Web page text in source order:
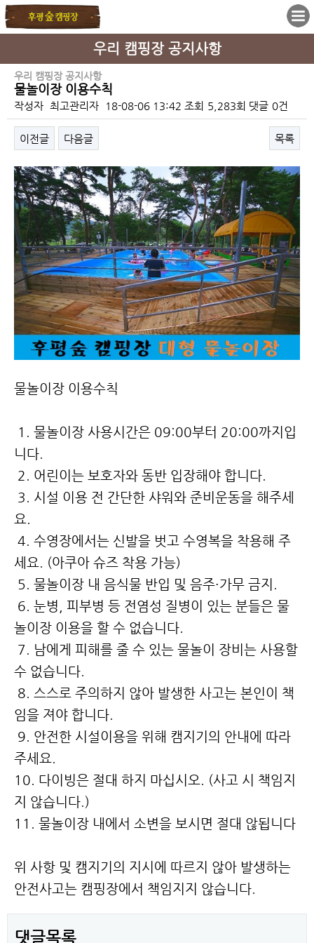
우리 캠핑장 공지사항
우리 캠핑장 공지사항
물놀이장 이용수칙
작성자 최고관리자 18-08-06 13:42 조회 5,283회 댓글 0건
이전글 다음글 목록
본문
물놀이장 이용수칙
1. 물놀이장 사용시간은 09:00부터 20:00까지입
니다.
2. 어린이는 보호자와 동반 입장해야 합니다.
3. 시설 이용 전 간단한 샤워와 준비운동을 해주세
요.
4. 수영장에서는 신발을 벗고 수영복을 착용해 주
세요. (아쿠아 슈즈 착용 가능)
5. 물놀이장 내 음식물 반입 및 음주·가무 금지.
6. 눈병, 피부병 등 전염성 질병이 있는 분들은 물
놀이장 이용을 할 수 없습니다.
7. 남에게 피해를 줄 수 있는 물놀이 장비는 사용할
수 없습니다.
8. 스스로 주의하지 않아 발생한 사고는 본인이 책
임을 져야 합니다.
9. 안전한 시설이용을 위해 캠지기의 안내에 따라
주세요.
10. 다이빙은 절대 하지 마십시오. (사고 시 책임지
지 않습니다.)
11. 물놀이장 내에서 소변을 보시면 절대 않됩니다
위 사항 및 캠지기의 지시에 따르지 않아 발생하는
안전사고는 캠핑장에서 책임지지 않습니다.
댓글목록